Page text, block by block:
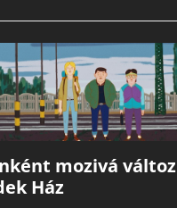
mozivá
Ház